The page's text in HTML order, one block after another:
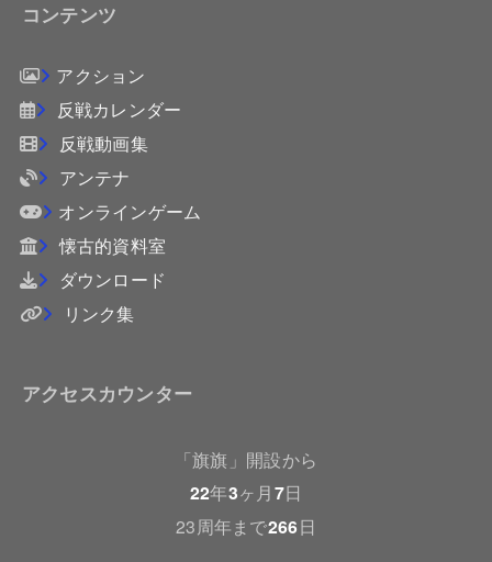
コンテンツ
アクション
反戦カレンダー
反戦動画集
アンテナ
オンラインゲーム
懐古的資料室
ダウンロード
リンク集
アクセスカウンター
「旗旗」開設から
22年3ヶ月7日
23周年まで266日